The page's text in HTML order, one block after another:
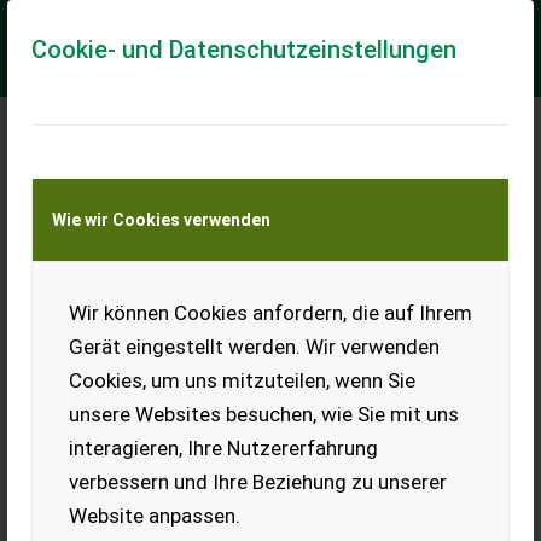
Cookie- und Datenschutzeinstellungen
Wie wir Cookies verwenden
Wir können Cookies anfordern, die auf Ihrem
Gerät eingestellt werden. Wir verwenden
Cookies, um uns mitzuteilen, wenn Sie
unsere Websites besuchen, wie Sie mit uns
interagieren, Ihre Nutzererfahrung
verbessern und Ihre Beziehung zu unserer
Website anpassen.
Meine Transportkostenanfrage
Transport von Land- und Baumaschinen –
KEINE Tiertransporte
Olimac Olimac Maispflücker
Drago II
an New Holland. Maispflücker wurde jährlich von Dragotec
servicesiert und ist nach k...
EUR 0